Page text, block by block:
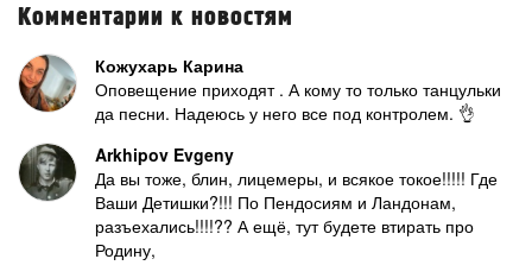
Комментарии к новостям
Кожухарь Карина
Оповещение приходят . А кому то только танцульки
да песни. Надеюсь у него все под контролем. 👌
Arkhipov Evgeny
Да вы тоже, блин, лицемеры, и всякое токое!!!!! Где
Ваши Детишки?!!! По Пендосиям и Ландонам,
разъехались!!!!?? А ещё, тут будете втирать про
Родину,